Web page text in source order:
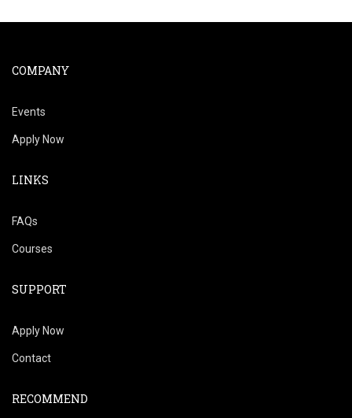
COMPANY
Events
Apply Now
LINKS
FAQs
Courses
SUPPORT
Apply Now
Contact
RECOMMEND